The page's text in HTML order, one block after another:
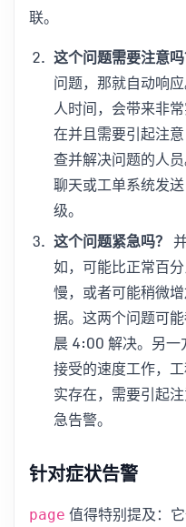
联。
这个问题需要注意吗
问题，那就自动响
人时间，会带来非
在并且需要引起注
查并解决问题的人
聊天或工单系统发
级。
这个问题紧急吗？
如，可能比正常百
慢，或者可能稍微
据。这两个问题可
晨 4:00 解决。另一
接受的速度工作，
实存在，需要引起
急告警。
针对症状告警
page 值得特别提及：